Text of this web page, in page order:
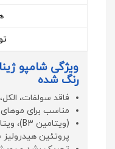
ویژگی شامپو
رنگ شده
فاقد سولفات،
مناسب برای
پروتئین